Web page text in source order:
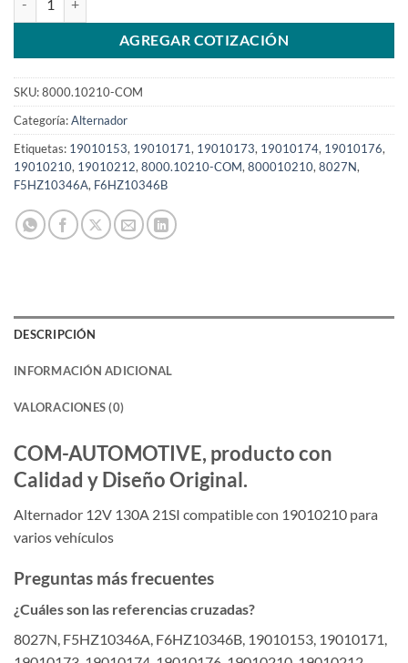
AGREGAR COTIZACIÓN
SKU:8000.10210-COM
Categoría:Alternador
Etiquetas: 19010153, 19010171, 19010173, 19010174, 19010176,
19010210, 19010212, 8000.10210-COM, 800010210, 8027N,
F5HZ10346A, F6HZ10346B
DESCRIPCIÓN
INFORMACIÓN ADICIONAL
VALORACIONES (0)
COM-AUTOMOTIVE, producto con
Calidad y Diseño Original.
Alternador 12V 130A 21SI compatible con 19010210 para
varios vehículos
Preguntas más frecuentes
¿Cuáles son las referencias cruzadas?
8027N, F5HZ10346A, F6HZ10346B, 19010153, 19010171,